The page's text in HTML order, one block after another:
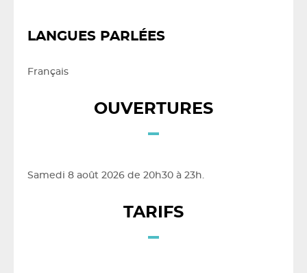
LANGUES PARLÉES
Français
OUVERTURES
Samedi 8 août 2026 de 20h30 à 23h.
TARIFS